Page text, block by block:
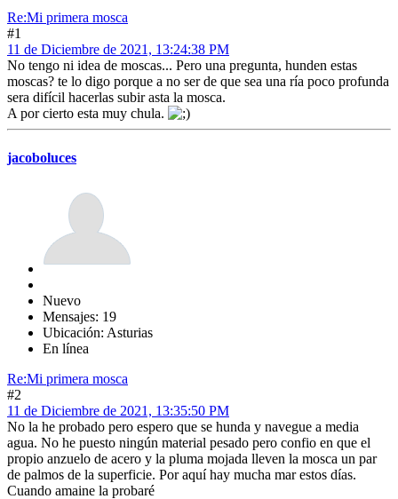
Re:Mi primera mosca
#1
11 de Diciembre de 2021, 13:24:38 PM
No tengo ni idea de moscas... Pero una pregunta, hunden estas
moscas? te lo digo porque a no ser de que sea una ría poco profunda
sera difícil hacerlas subir asta la mosca.
A por cierto esta muy chula.
jacoboluces
Nuevo
Mensajes: 19
Ubicación: Asturias
En línea
Re:Mi primera mosca
#2
11 de Diciembre de 2021, 13:35:50 PM
No la he probado pero espero que se hunda y navegue a media
agua. No he puesto ningún material pesado pero confio en que el
propio anzuelo de acero y la pluma mojada lleven la mosca un par
de palmos de la superficie. Por aquí hay mucha mar estos días.
Cuando amaine la probaré